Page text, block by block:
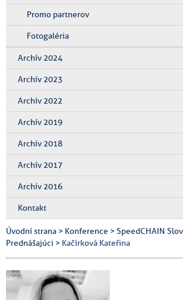
Promo partnerov
Fotogaléria
Archív 2024
Archív 2023
Archív 2022
Archív 2019
Archív 2018
Archív 2017
Archív 2016
Kontakt
Úvodní strana > Konference >SpeedCHAIN
Prednášajúci > Kačírková Kateřina